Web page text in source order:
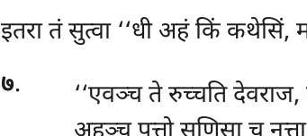
इतरातं सुत्वा ‘‘धी अहं किं कथेसिं,
७.
‘‘एवञ्च ते रुच्चति